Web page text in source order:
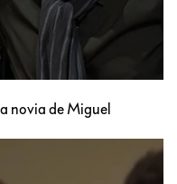
novia de Miguel